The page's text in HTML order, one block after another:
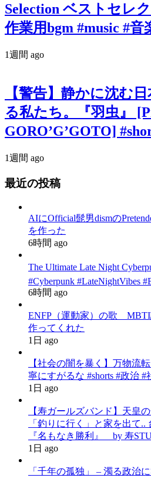
Selection ベストセレ
作業用bgm #music #音
1週間 ago
【警告】静かに沈む
る私たち。『羽虫』
GORO’G’GOTO]
1週間 ago
最近の投稿
AIにOfficial髭男dismの
を作った
6時間 ago
The Ultimate Late Night
#Cyberpunk #LateNightVibes
6時間 ago
ENFP（運動家）の歌
作ってくれた
1日 ago
【社会の闇を暴く】万物流
寧にすがるな #shorts #政治 #
1日 ago
【寿ガールズバンド】天皇
「釣りに行く」と家を出て
『名もなき勝利』 by 寿
1日 ago
「千年の孤独」 – 濁る政治